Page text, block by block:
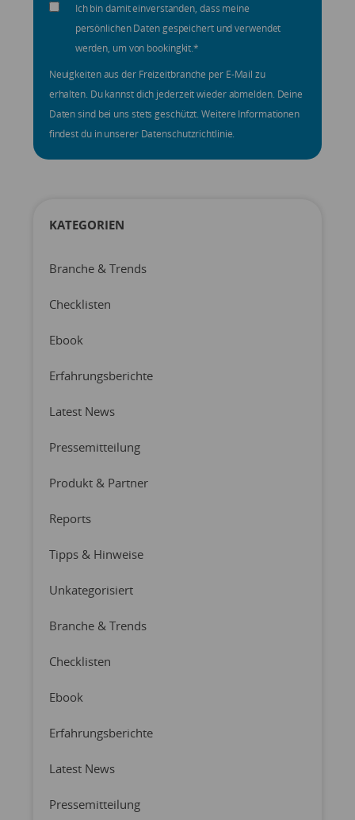
Ich bin damit einverstanden, dass meine
persönlichen Daten gespeichert und verwendet
werden, um von bookingkit.*
Neuigkeiten aus der Freizeitbranche per E-Mail zu
erhalten. Du kannst dich jederzeit wieder abmelden. Deine
Daten sind bei uns stets geschützt. Weitere Informationen
findest du in unserer Datenschutzrichtlinie.
KATEGORIEN
Branche & Trends
Checklisten
Ebook
Erfahrungsberichte
Latest News
Pressemitteilung
Produkt & Partner
Reports
Tipps & Hinweise
Unkategorisiert
Branche & Trends
Checklisten
Ebook
Erfahrungsberichte
Latest News
Pressemitteilung